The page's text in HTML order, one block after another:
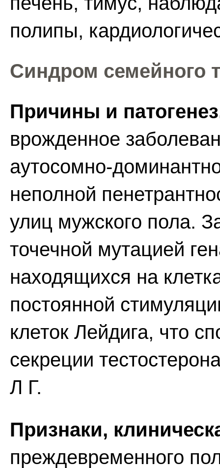
полипы,
Синдром семейного
Причины и
врожденное
аутосомно-
неполной
улиц мужского пола.
точечной мутацией
находящихся на
постоянной
клеток Лейдига, что
секреции
Л Г.
Признаки,
преждевременного